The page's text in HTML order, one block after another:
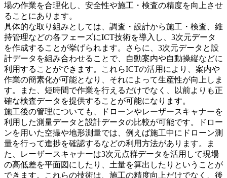
場の作業を合理化し、安全性や施工・検査の精度を向上させ
ることにあります。
具体的な取り組みとしては、調査・設計から施工・検査、維
持管理などの各フェーズにICT技術を導入し、3次元データ
を作成することが挙げられます。さらに、3次元データと設
計データを組み合わせることで、自動案内や自動操縦などに
利用することができます。これらICTの活用により、案内や
作業の簡素化が可能となり、それによって生産性が向上しま
す。また、短時間で作業を行えるだけでなく、以前よりも正
確な検査データを提供することが可能になります。
施工後の管理についても、ドローンやレーザースキャナーを
利用した測量データと設計データの比較が可能です。ドロー
ンを用いた空撮や地形測量では、例えば施工中にドローン測
量を行って進捗を確認するなどの利用方法があります。ま
た、レーザースキャナーは3次元点群データを活用して現場
の高低差を平面図にしたり、土量を算出したりということが
できます。これらの技術は、施工の精度向上だけでなく、後